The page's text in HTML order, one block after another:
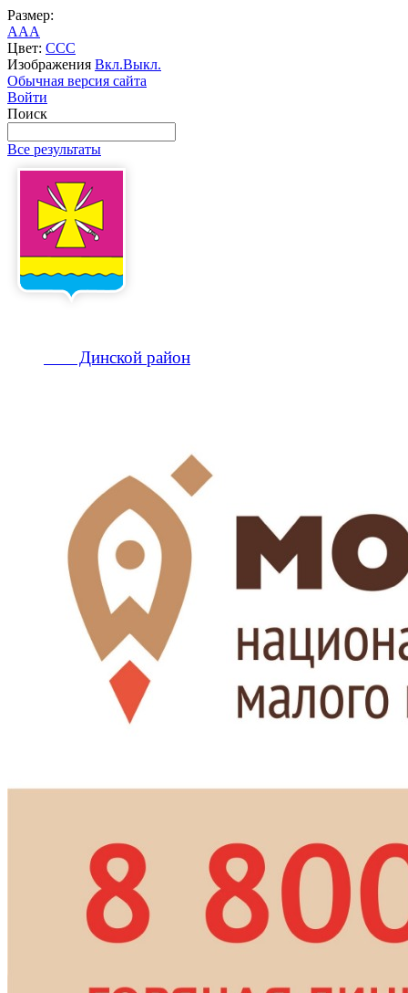
Размер:
AAA
Цвет: CCC
Изображения Вкл.Выкл.
Обычная версия сайта
Войти
Поиск
Все результаты
Динской район